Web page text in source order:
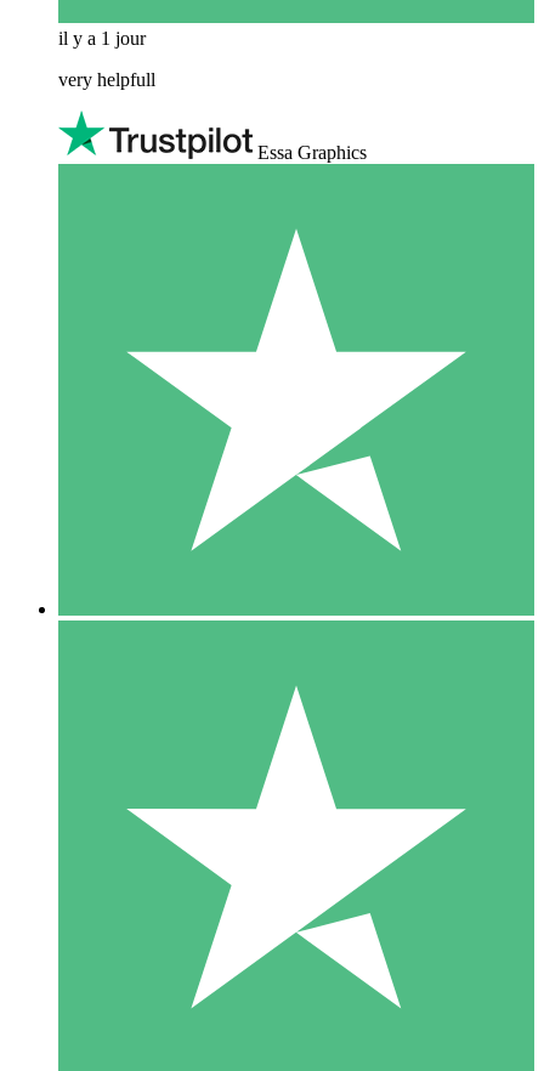
il y a 1 jour
very helpfull
Essa Graphics